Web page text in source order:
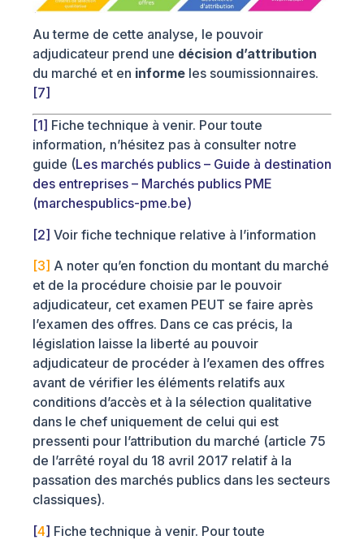
Au terme de cette analyse, le pouvoir
adjudicateur prend une décision d’attribution
du marché et en informe les soumissionnaires.
[7]
[1] Fiche technique à venir. Pour toute
information, n’hésitez pas à consulter notre
guide (Les marchés publics – Guide à destination
des entreprises – Marchés publics PME
(marchespublics-pme.be)
[2] Voir fiche technique relative à l’information
[3] A noter qu’en fonction du montant du marché
et de la procédure choisie par le pouvoir
adjudicateur, cet examen PEUT se faire après
l’examen des offres. Dans ce cas précis, la
législation laisse la liberté au pouvoir
adjudicateur de procéder à l’examen des offres
avant de vérifier les éléments relatifs aux
conditions d’accès et à la sélection qualitative
dans le chef uniquement de celui qui est
pressenti pour l’attribution du marché (article 75
de l’arrêté royal du 18 avril 2017 relatif à la
passation des marchés publics dans les secteurs
classiques).
[4] Fiche technique à venir. Pour toute